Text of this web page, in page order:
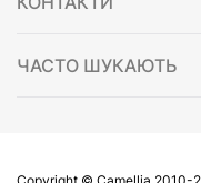
ЧАСТО ШУКАЮТЬ
Copyright © Сamellia 2010-